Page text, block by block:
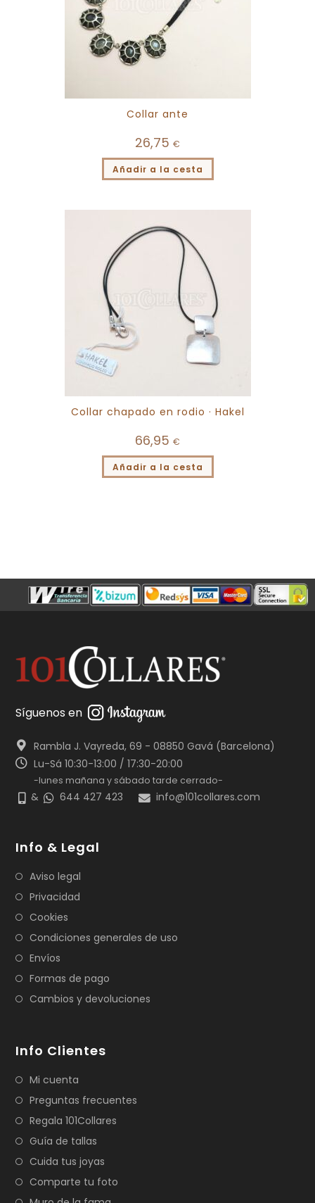
Collar ante
26,75 €
Añadir a la cesta
Collar chapado en rodio · Hakel
66,95 €
Añadir a la cesta
Síguenos en
Rambla J. Vayreda, 69 - 08850 Gavá (Barcelona)
Lu-Sá 10:30-13:00 / 17:30-20:00
-lunes mañana y sábado tarde cerrado-
& 644 427 423 info@101collares.com
Info & Legal
Aviso legal
Privacidad
Cookies
Condiciones generales de uso
Envíos
Formas de pago
Cambios y devoluciones
Info Clientes
Mi cuenta
Preguntas frecuentes
Regala 101Collares
Guía de tallas
Cuida tus joyas
Comparte tu foto